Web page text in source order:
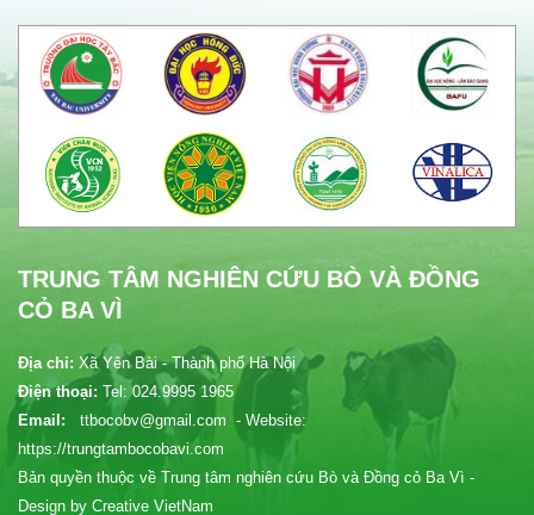
TRUNG TÂM NGHIÊN CỨU BÒ VÀ ĐỒNG
CỎ BA VÌ
Địa chỉ: Xã Yên Bài - Thành phố Hà Nội
Điện thoại: Tel: 024.9995 1965
Email:
ttbocobv@gmail.com - Website:
https://trungtambocobavi.com
Bản quyền thuộc về Trung tâm nghiên cứu Bò và Đồng cỏ Ba Vì -
Design by Creative VietNam